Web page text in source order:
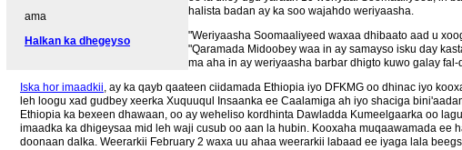
ama
Halkan ka dhegeyso
halista badan ay ka soo wajahdo weriyaasha.
"Weriyaasha Soomaaliyeed waxaa dhibaato aad u
"Qaramada Midoobey waa in ay samayso isku day
ma aha in ay weriyaasha barbar dhigto kuwo galay
Iska hor imaadkii, ay ka qayb qaateen ciidamada Ethiopia iyo DFKMG oo dhinac iyo
leh loogu xad gudbey xeerka Xuquuqul Insaanka ee Caalamiga ah iyo shaciga
Ethiopia ka bexeen dhawaan, oo ay weheliso kordhinta Dawladda Kumeelgaarka oo
imaadka ka dhigeysaa mid leh waji cusub oo aan la hubin. Kooxaha muqaawamada ee
doonaan dalka. Weerarkii February 2 waxa uu ahaa weerarkii labaad ee iyaga lala